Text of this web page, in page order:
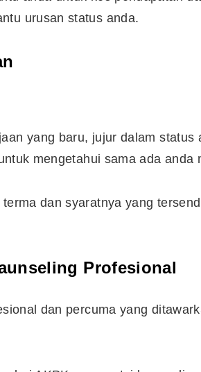
urusan status anda.
yang baru, jujur dalam status
mengetahui sama ada anda
dan syaratnya yang
Profesional
dan percuma yang